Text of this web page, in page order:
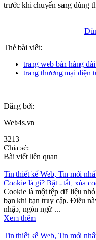
trước khi chuyển sang dùng
Thẻ bài viết:
trang web bán hàng
trang thương mại điện
Đăng bởi:
Web4s.vn
3213
Chia sẻ:
Bài viết liên quan
Tin thiết kế Web, Tin mới
Cookie là gì? Bật - tắt, xóa
Cookie là một tệp dữ liệu
bạn khi bạn truy cập. Điều
nhập, ngôn ngữ ...
Xem thêm
Tin thiết kế Web, Tin mới